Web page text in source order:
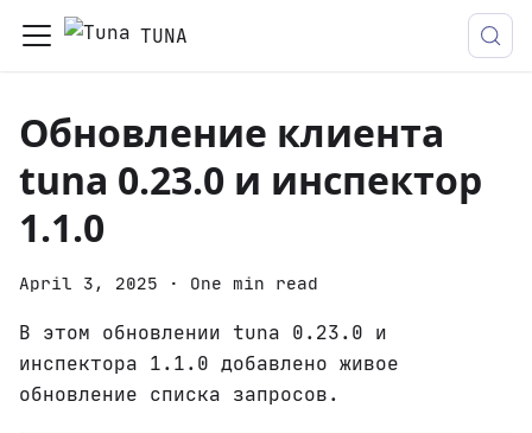
TUNA
Обновление клиента
tuna 0.23.0 и инспектор
1.1.0
April 3, 2025 · One min read
В этом обновлении tuna 0.23.0 и
инспектора 1.1.0 добавлено живое
обновление списка запросов.